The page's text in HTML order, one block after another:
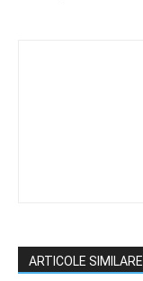
ARTICOLE SIMILARE